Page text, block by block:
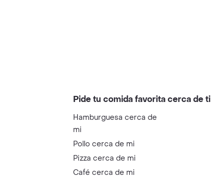
Pide tu comida favorita cerca de ti
Hamburguesa cerca de
mi
Pollo cerca de mi
Pizza cerca de mi
Café cerca de mi